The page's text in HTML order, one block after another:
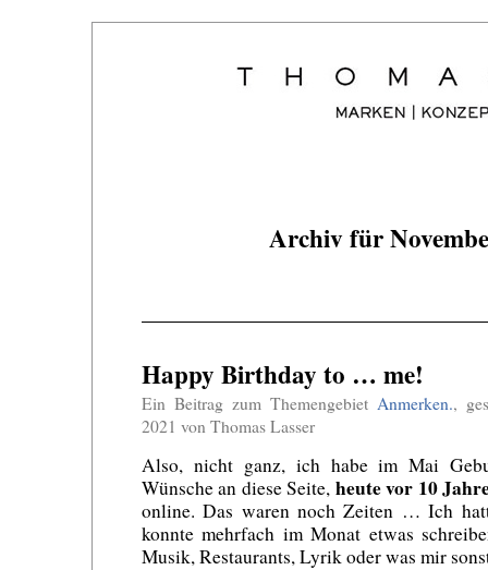
Archiv für
Happy Birthday to … me!
Ein Beitrag zum Themengebiet Anmerken.,
2021 von Thomas Lasser
Also, nicht ganz, ich habe im Mai
Wünsche an diese Seite, heute vor 10
online. Das waren noch Zeiten … Ich
konnte mehrfach im Monat etwas
Musik, Restaurants, Lyrik oder was mir